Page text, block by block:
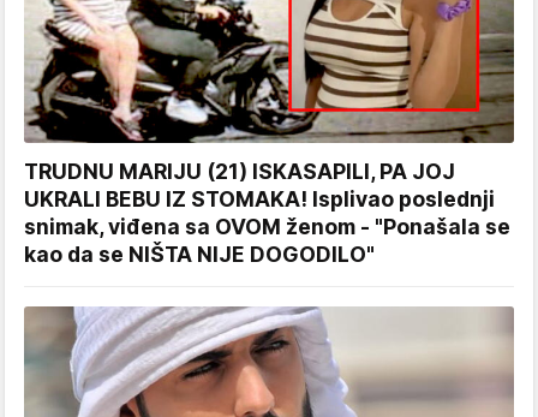
TRUDNU MARIJU (21) ISKASAPILI, PA JOJ
UKRALI BEBU IZ STOMAKA! Isplivao poslednji
snimak, viđena sa OVOM ženom - "Ponašala se
kao da se NIŠTA NIJE DOGODILO"